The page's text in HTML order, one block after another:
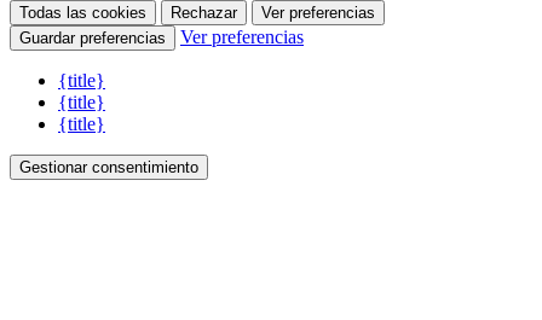
Todas las cookies Rechazar
Ver preferencias
Guardar preferencias
Ver preferencias
{title}
{title}
{title}
Gestionar consentimiento